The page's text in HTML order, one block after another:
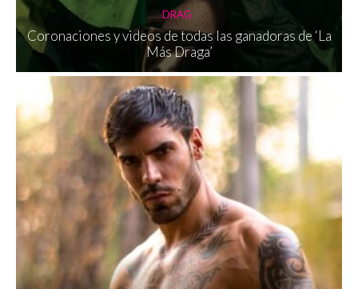
DRAG
Coronaciones y videos de todas las ganadoras de ‘La
Más Draga’